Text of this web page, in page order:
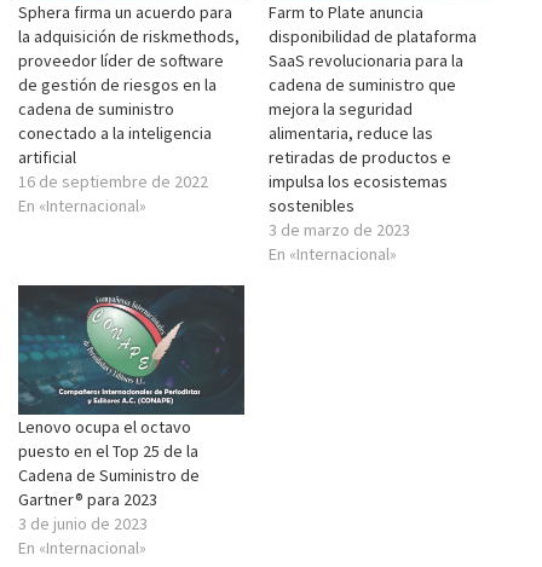
Sphera firma un acuerdo para
la adquisición de riskmethods,
proveedor líder de software
de gestión de riesgos en la
cadena de suministro
conectado a la inteligencia
artificial
16 de septiembre de 2022
En «Internacional»
Farm to Plate anuncia
disponibilidad de plataforma
SaaS revolucionaria para la
cadena de suministro que
mejora la seguridad
alimentaria, reduce las
retiradas de productos e
impulsa los ecosistemas
sostenibles
3 de marzo de 2023
En «Internacional»
Lenovo ocupa el octavo
puesto en el Top 25 de la
Cadena de Suministro de
Gartner® para 2023
3 de junio de 2023
En «Internacional»